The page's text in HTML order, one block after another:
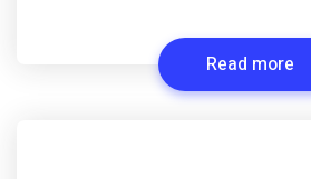
Read more